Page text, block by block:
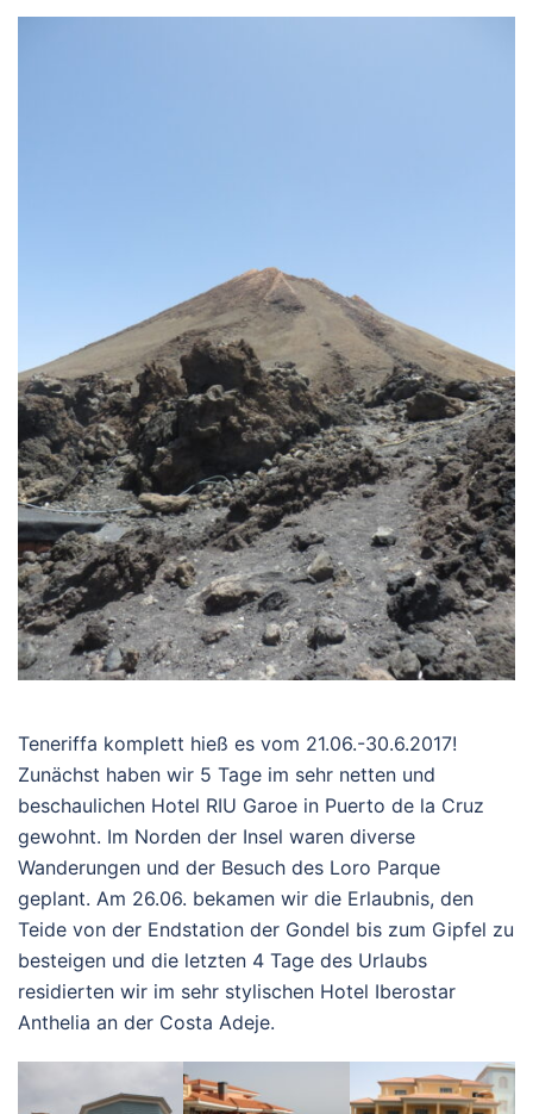
Teneriffa komplett hieß es vom 21.06.-30.6.2017!
Zunächst haben wir 5 Tage im sehr netten und
beschaulichen Hotel RIU Garoe in Puerto de la Cruz
gewohnt. Im Norden der Insel waren diverse
Wanderungen und der Besuch des Loro Parque
geplant. Am 26.06. bekamen wir die Erlaubnis, den
Teide von der Endstation der Gondel bis zum Gipfel zu
besteigen und die letzten 4 Tage des Urlaubs
residierten wir im sehr stylischen Hotel Iberostar
Anthelia an der Costa Adeje.